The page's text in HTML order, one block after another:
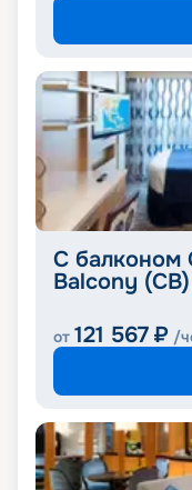
С балконом
Balcony (CB)
от 121 567 ₽ /